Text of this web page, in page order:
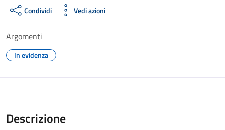
Condividi Vedi azioni
Argomenti
In evidenza
Descrizione